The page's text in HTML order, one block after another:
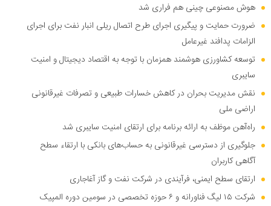
هوش مصنوعی چینی هم فراری شد
ضرورت حمایت و پیگیری اجرای طرح اتصال ریلی انبار نفت برای اجرای
الزامات پدافند غیرعامل
توسعه کشاورزی هوشمند همزمان با توجه به اقتصاد دیجیتال و امنیت
سایبری
نقش مدیریت بحران در کاهش خسارات طبیعی و تصرفات غیرقانونی
اراضی ملی
راه‌آهن موظف به ارائه برنامه برای ارتقای امنیت سایبری شد
جلوگیری از دسترسی غیرقانونی به حساب‌های بانکی با ارتقاء سطح
آگاهی کاربران
ارتقای سطح ایمنی، فرآیندی در شرکت نفت و گاز آغاجاری
شرکت ۱۵ لیگ فناورانه و ۶ حوزه تخصصی در سومین دوره المپیک